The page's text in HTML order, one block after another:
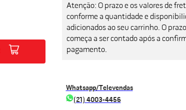
Atenção: O prazo e os valores de
conforme a quantidade e
adicionados ao seu carrinho. O
começa a ser contado após a
pagamento.
Whatsapp/Televendas
(21) 4003-4456